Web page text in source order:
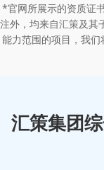
*官网所展示的资质证
注外，均来自汇策及其
能力范围的项目，我
汇策集团